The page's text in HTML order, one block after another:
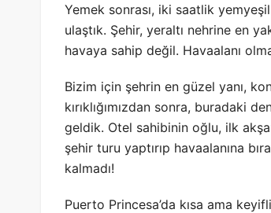
Yemek sonrası, iki saatlik
ulaştık. Şehir, yeraltı nehrine en
havaya sahip değil. Havaalanı
Bizim için şehrin en güzel yanı,
kırıklığımızdan sonra, buradaki
geldik. Otel sahibinin oğlu, ilk
şehir turu yaptırıp havaalanına
kalmadı!
Puerto Princesa’da kısa ama